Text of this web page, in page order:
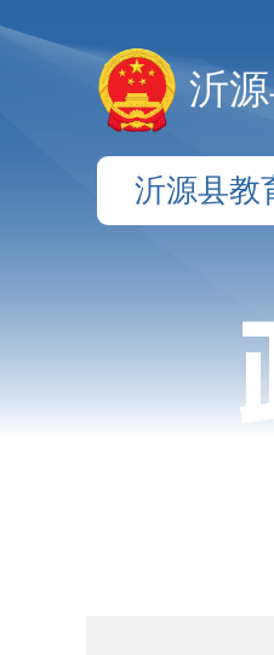
沂
沂源县教